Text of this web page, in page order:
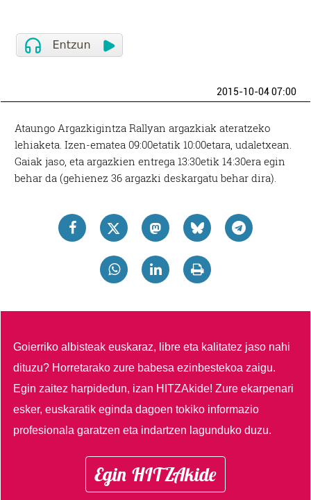
2015-10-04 07:00
Ataungo Argazkigintza Rallyan argazkiak ateratzeko
lehiaketa. Izen-ematea 09:00etatik 10:00etara, udaletxean.
Gaiak jaso, eta argazkien entrega 13:30etik 14:30era egin
behar da (gehienez 36 argazki deskargatu behar dira).
Goierriko albisteak euskaraz, libre eta kalitatez jaso nahi
dituzu? Horretarako zure babesa ezinbestekoa zaigu.
Egin zaitez harpidedun, izan HITZAkide!Zure ekarpenari
esker, euskaratik eginda dagoen tokiko informazio
profesionala garatzen eta indartzen lagunduko duzu.
Egin HITZAkide